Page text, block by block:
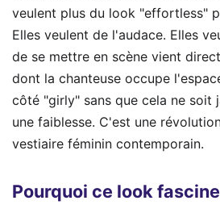
veulent plus du look "effortless"
Elles veulent de l'audace. Elles
de se mettre en scène vient
dont la chanteuse occupe
côté "girly" sans que cela ne soit
une faiblesse. C'est une
vestiaire féminin contemporain.
Pourquoi ce look